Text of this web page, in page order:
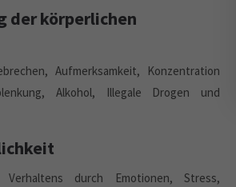
der körperlichen
Aufmerksamkeit, Konzentration
Alkohol, Illegale Drogen und
Verhaltens durch Emotionen, Stress,